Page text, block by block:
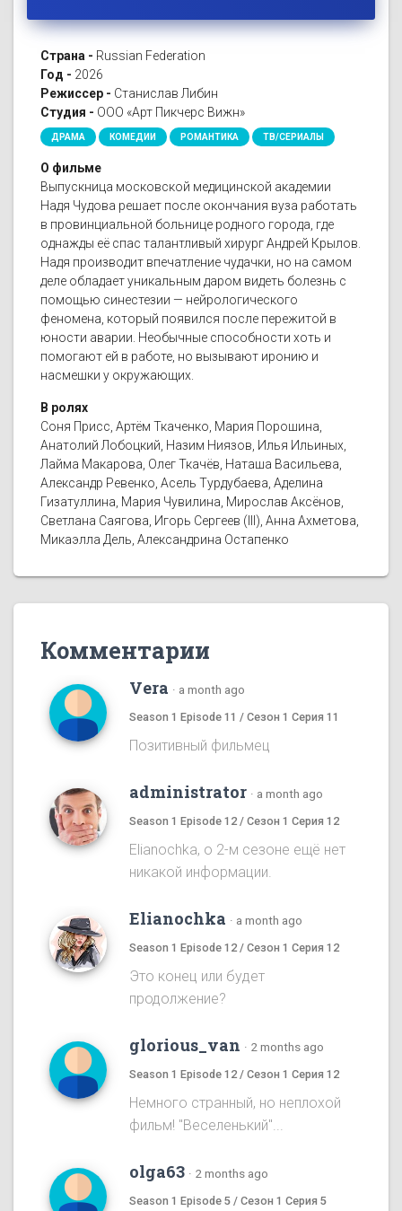
Страна - Russian Federation
Год - 2026
Режиссер - Станислав Либин
Студия - ООО «Арт Пикчерс Вижн»
ДРАМА КОМЕДИИ РОМАНТИКА ТВ/СЕРИАЛЫ
О фильме
Выпускница московской медицинской академии
Надя Чудова решает после окончания вуза работать
в провинциальной больнице родного города, где
однажды её спас талантливый хирург Андрей Крылов.
Надя производит впечатление чудачки, но на самом
деле обладает уникальным даром видеть болезнь с
помощью синестезии — нейрологического
феномена, который появился после пережитой в
юности аварии. Необычные способности хоть и
помогают ей в работе, но вызывают иронию и
насмешки у окружающих.
В ролях
Соня Присс, Артём Ткаченко, Мария Порошина,
Анатолий Лобоцкий, Назим Ниязов, Илья Ильиных,
Лайма Макарова, Олег Ткачёв, Наташа Васильева,
Александр Ревенко, Асель Турдубаева, Аделина
Гизатуллина, Мария Чувилина, Мирослав Аксёнов,
Светлана Саягова, Игорь Сергеев (III), Анна Ахметова,
Микаэлла Дель, Александрина Остапенко
Комментарии
Vera · a month ago
Season 1 Episode 11 / Сезон 1 Серия 11
Позитивный фильмец
administrator · a month ago
Season 1 Episode 12 / Сезон 1 Серия 12
Elianochka, о 2-м сезоне ещё нет
никакой информации.
Elianochka · a month ago
Season 1 Episode 12 / Сезон 1 Серия 12
Это конец или будет
продолжение?
glorious_van · 2 months ago
Season 1 Episode 12 / Сезон 1 Серия 12
Немного странный, но неплохой
фильм! "Веселенький"...
olga63 · 2 months ago
Season 1 Episode 5 / Сезон 1 Серия 5